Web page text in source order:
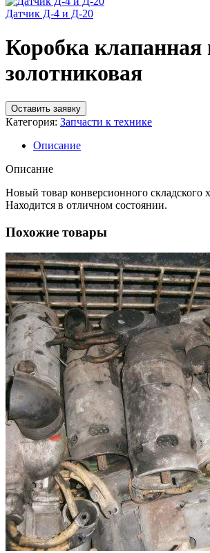
Датчик Д-4 и Д-20
Коробка клапанная
золотниковая
Оставить заявку
Категория: Запчасти к технике
Описание
Описание
Новый товар конверсионного складского
Находится в отличном состоянии.
Похожие товары